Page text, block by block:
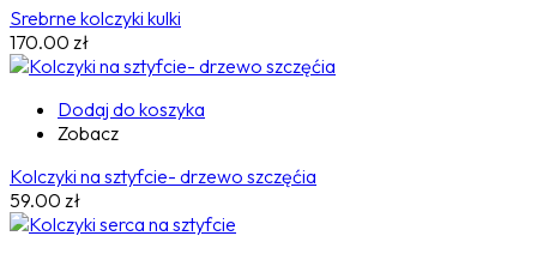
Srebrne kolczyki kulki
170.00 zł
Dodaj do koszyka
Zobacz
Kolczyki na sztyfcie- drzewo szczęćia
59.00 zł